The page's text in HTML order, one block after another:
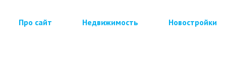
Про сайт Недвижимость Новостройки